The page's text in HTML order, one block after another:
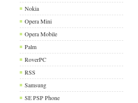
Nokia
Opera Mini
Opera Mobile
Palm
RoverPC
RSS
Samsung
SE PSP Phone